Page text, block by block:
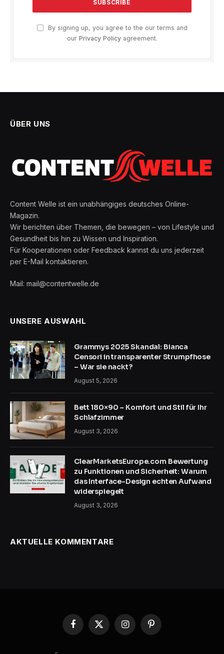
By signing up, you agree to the our terms and
our Privacy Policyagreement.
ÜBER UNS
Content Welle ist ein unabhängiges deutsches Online-
Magazin.
Wir berichten über Themen, die bewegen – von Lifestyle und
Gesundheit bis hin zu Wissen und Inspiration.
Für Kooperationen oder Feedback kannst du uns jederzeit
per E-Mail kontaktieren.
Mail: mail@contentwelle.de
UNSERE AUSWAHL
Grammys 2025 Skandal: Bianca
Censori in transparenter Strumpfhose
– War sie nackt?
August 5, 2026
Bett 180×90 – Komfort und Stil für Ihr
Schlafzimmer
August 3, 2026
ClearMarketsEurope.com Bewertung
zu Funktionen und Sicherheit: Warum
das Interface-Design echten Aufwand
widerspiegelt
August 3, 2026
AKTUELLE KOMMENTARE
Facebook
X
(Twitter)
InstagramPinterest